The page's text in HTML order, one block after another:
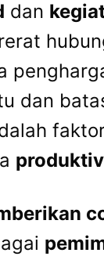
dan
dan